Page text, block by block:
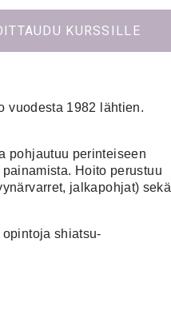
KURSSILLE
vuodesta 1982 lähtien.
pohjautuu perinteiseen
Hoito perustuu
jalkapohjat) sekä
shiatsu-